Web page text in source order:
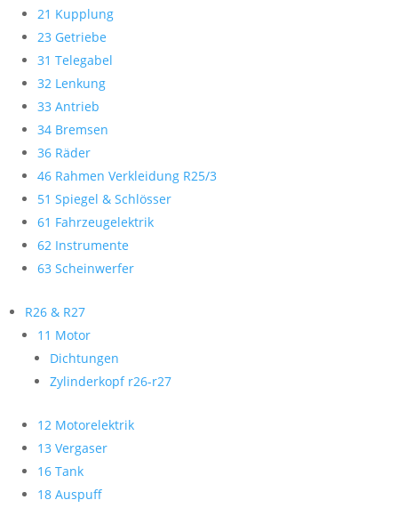
21 Kupplung
23 Getriebe
31 Telegabel
32 Lenkung
33 Antrieb
34 Bremsen
36 Räder
46 Rahmen Verkleidung R25/3
51 Spiegel & Schlösser
61 Fahrzeugelektrik
62 Instrumente
63 Scheinwerfer
R26 & R27
11 Motor
Dichtungen
Zylinderkopf r26-r27
12 Motorelektrik
13 Vergaser
16 Tank
18 Auspuff